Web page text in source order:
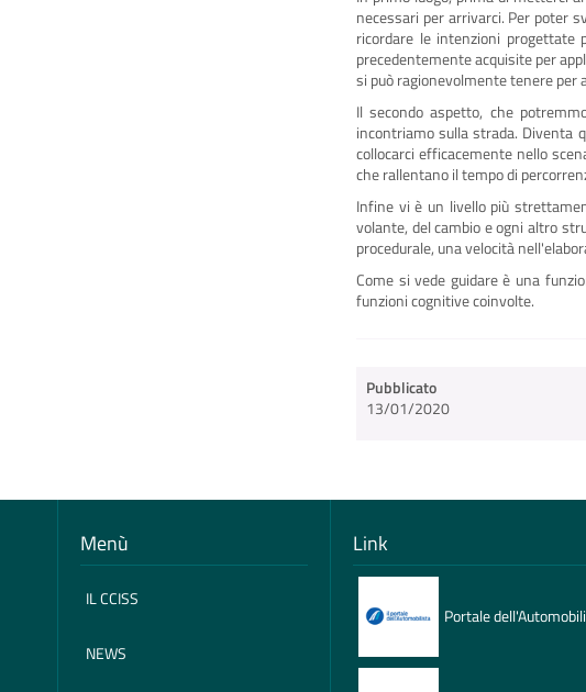
necessari per arrivarci. Per poter
ricordare le intenzioni progettate
precedentemente acquisite per
si può ragionevolmente tenere per
Il secondo aspetto, che
incontriamo sulla strada. Diventa
collocarci efficacemente nello
che rallentano il tempo di
Infine vi è un livello più
volante, del cambio e ogni altro
procedurale, una velocità
Come si vede guidare è una
funzioni cognitive coinvolte.
Pubblicato
13/01/2020
Menù
IL CCISS
NEWS
Link
Portale